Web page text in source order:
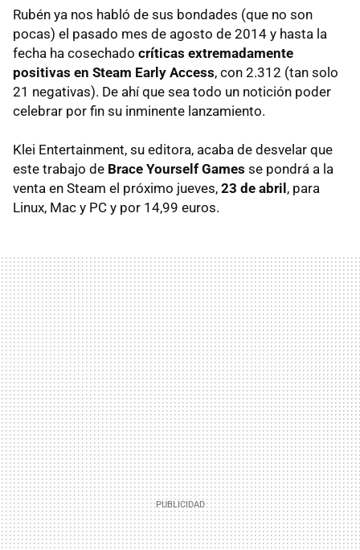
Rubén ya nos habló de sus bondades (que no son
pocas) el pasado mes de agosto de 2014 y hasta la
fecha ha cosechado críticas extremadamente
positivas en Steam Early Access, con 2.312 (tan solo
21 negativas). De ahí que sea todo un notición poder
celebrar por fin su inminente lanzamiento.
Klei Entertainment, su editora, acaba de desvelar que
este trabajo de Brace Yourself Games se pondrá a la
venta en Steam el próximo jueves, 23 de abril, para
Linux, Mac y PC y por 14,99 euros.